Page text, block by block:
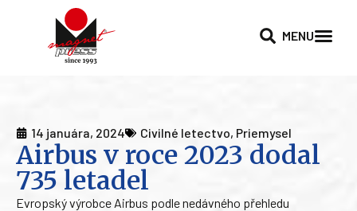
MENU
14 januára, 2024 Civilné letectvo, Priemysel
Airbus v roce 2023 dodal
735 letadel
Evropský výrobce Airbus podle nedávného přehledu